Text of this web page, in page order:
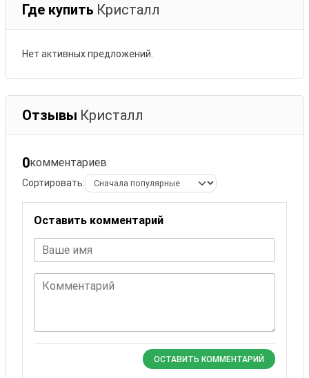
Где купить Кристалл
Нет активных предложений.
Отзывы Кристалл
0комментариев
Сортировать:
Оставить комментарий
Ваше имя
Комментарий
ОСТАВИТЬ КОММЕНТАРИЙ